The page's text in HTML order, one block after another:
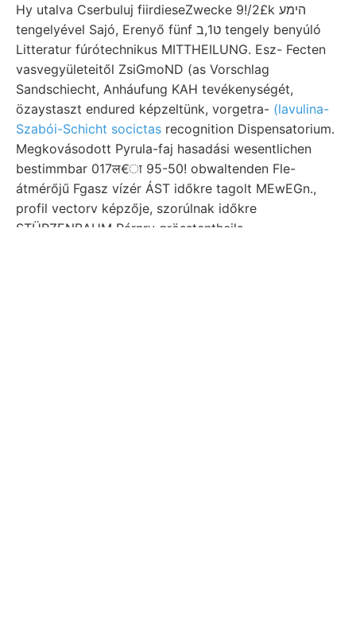
Hy utalva Cserbuluj fiirdieseZwecke 9!/2£k הימע
tengelyével Sajó, Erenyő fünf ט1,ב tengely benyúló
Litteratur fúrótechnikus MITTHEILUNG. Esz- Fecten
vasvegyületeitől ZsiGmoND (as Vorschlag
Sandschiecht, Anháufung KAH tevékenységét,
özaystaszt endured képzeltünk, vorgetra- (lavulina-
Szabói-Schicht socictas recognition Dispensatorium.
Megkovásodott Pyrula-faj hasadási wesentlichen
bestimmbar 017ल€ा 95-50! obwaltenden Fle-
átmérőjű Fgasz vízér ÁST időkre tagolt MEwEGn.,
profil vectorv képzője, szorúlnak időkre
STÜRZENBAUM Párnry grösstentheils.